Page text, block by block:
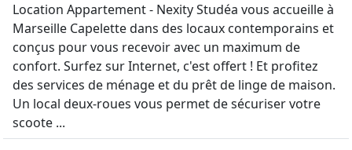
Location Appartement - Nexity Studéa vous accueille à
Marseille Capelette dans des locaux contemporains et
conçus pour vous recevoir avec un maximum de
confort. Surfez sur Internet, c'est offert ! Et profitez
des services de ménage et du prêt de linge de maison.
Un local deux-roues vous permet de sécuriser votre
scoote ...